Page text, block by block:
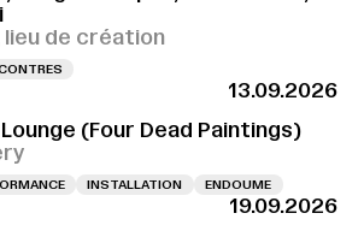
lieu de création
13.09.2026
(Four Dead Paintings)
INSTALLATION ENDOUME
19.09.2026